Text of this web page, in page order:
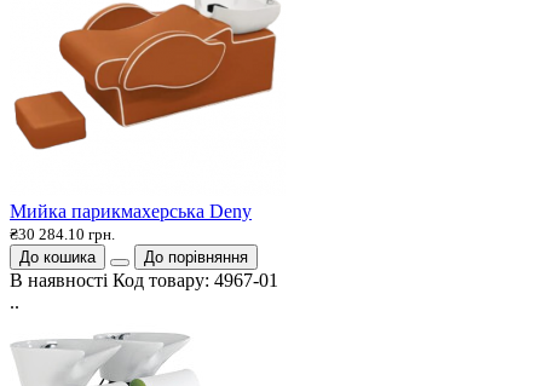
Мийка парикмахерська Deny
₴30 284.10 грн.
До кошика
До порівняння
В наявності Код товару: 4967-01
..